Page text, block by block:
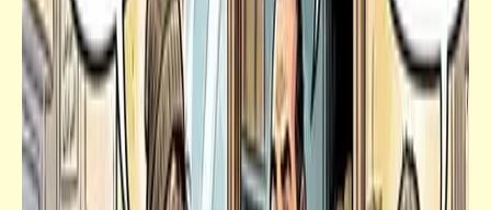
حمل وولادة القطط